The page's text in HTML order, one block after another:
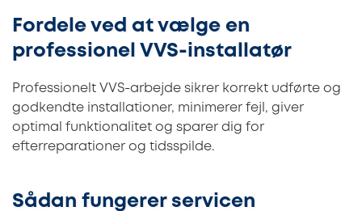
Fordele ved at vælge en
professionel VVS-installatør
Professionelt VVS-arbejde sikrer korrekt udførte og
godkendte installationer, minimerer fejl, giver
optimal funktionalitet og sparer dig for
efterreparationer og tidsspilde.
Sådan fungerer servicen